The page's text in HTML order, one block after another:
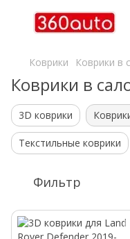
Коврики Коврики в
Коврики в
3D коврики
Текстильные коврики
Фильтр